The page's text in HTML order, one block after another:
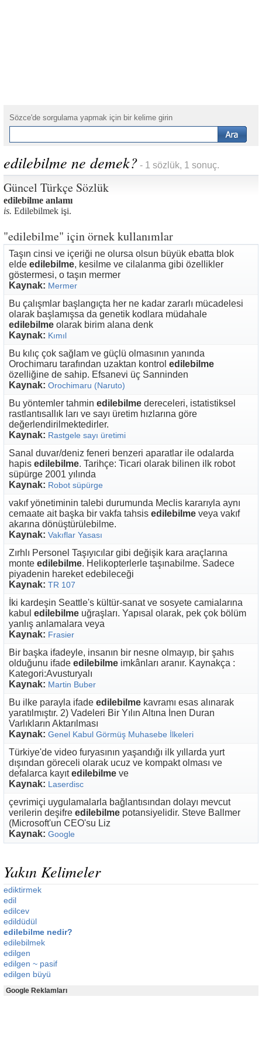
Sözce'de sorgulama yapmak için bir kelime girin
edilebilme ne demek? - 1 sözlük, 1 sonuç.
Güncel Türkçe Sözlük
edilebilme anlamı
is. Edilebilmek işi.
"edilebilme" için örnek kullanımlar
Taşın cinsi ve içeriği ne olursa olsun büyük ebatta blok
elde edilebilme, kesilme ve cilalanma gibi özellikler
göstermesi, o taşın mermer
Kaynak: Mermer
Bu çalışmlar başlangıçta her ne kadar zararlı mücadelesi
olarak başlamışsa da genetik kodlara müdahale
edilebilme olarak birim alana denk
Kaynak: Kımıl
Bu kılıç çok sağlam ve güçlü olmasının yanında
Orochimaru tarafından uzaktan kontrol edilebilme
özelliğine de sahip. Efsanevi üç Sanninden
Kaynak: Orochimaru (Naruto)
Bu yöntemler tahmin edilebilme dereceleri, istatistiksel
rastlantısallık ları ve sayı üretim hızlarına göre
değerlendirilmektedirler.
Kaynak: Rastgele sayı üretimi
Sanal duvar/deniz feneri benzeri aparatlar ile odalarda
hapis edilebilme. Tarihçe: Ticari olarak bilinen ilk robot
süpürge 2001 yılında
Kaynak: Robot süpürge
vakıf yönetiminin talebi durumunda Meclis kararıyla aynı
cemaate ait başka bir vakfa tahsis edilebilme veya vakıf
akarına dönüştürülebilme.
Kaynak: Vakıflar Yasası
Zırhlı Personel Taşıyıcılar gibi değişik kara araçlarına
monte edilebilme. Helikopterlerle taşınabilme. Sadece
piyadenin hareket edebileceği
Kaynak: TR 107
İki kardeşin Seattle's kültür-sanat ve sosyete camialarına
kabul edilebilme uğraşları. Yapısal olarak, pek çok bölüm
yanlış anlamalara veya
Kaynak: Frasier
Bir başka ifadeyle, insanın bir nesne olmayıp, bir şahıs
olduğunu ifade edilebilme imkânları aranır. Kaynakça :
Kategori:Avusturyalı
Kaynak: Martin Buber
Bu ilke parayla ifade edilebilme kavramı esas alınarak
yaratılmıştır. 2) Vadeleri Bir Yılın Altına İnen Duran
Varlıkların Aktarılması
Kaynak: Genel Kabul Görmüş Muhasebe İlkeleri
Türkiye'de video furyasının yaşandığı ilk yıllarda yurt
dışından göreceli olarak ucuz ve kompakt olması ve
defalarca kayıtedilebilme ve
Kaynak: Laserdisc
çevrimiçi uygulamalarla bağlantısından dolayı mevcut
verilerin deşifre edilebilme potansiyelidir. Steve Ballmer
(Microsoft'un CEO'su Liz
Kaynak: Google
Yakın Kelimeler
ediktirmek
edil
edilcev
edildüdül
edilebilme nedir?
edilebilmek
edilgen
edilgen ~ pasif
edilgen büyü
Google Reklamları